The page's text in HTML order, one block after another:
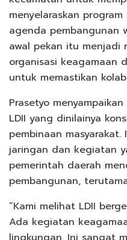
menyelaraskan
agenda pembangunan
awal pekan itu menjadi
organisasi keagamaan
untuk memastikan
Prasetyo
LDII yang dinilainya
pembinaan masyarakat.
jaringan dan kegiatan
pemerintah daerah
pembangunan,
“Kami melihat LDII
Ada kegiatan